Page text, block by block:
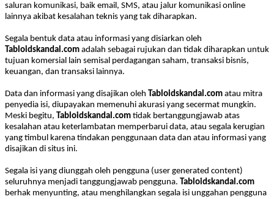
saluran komunikasi, baik email, SMS, atau jalur komunikasi online
lainnya akibat kesalahan teknis yang tak diharapkan.
Segala bentuk data atau informasi yang disiarkan oleh
Tabloidskandal.com adalah sebagai rujukan dan tidak diharapkan untuk
tujuan komersial lain semisal perdagangan saham, transaksi bisnis,
keuangan, dan transaksi lainnya.
Data dan informasi yang disajikan oleh Tabloidskandal.com atau mitra
penyedia isi, diupayakan memenuhi akurasi yang secermat mungkin.
Meski begitu, Tabloidskandal.com tidak bertanggungjawab atas
kesalahan atau keterlambatan memperbarui data, atau segala kerugian
yang timbul karena tindakan penggunaan data dan atau informasi yang
disajikan di situs ini.
Segala isi yang diunggah oleh pengguna (user generated content)
seluruhnya menjadi tanggungjawab pengguna. Tabloidskandal.com
berhak menyunting, atau menghilangkan segala isi unggahan pengguna